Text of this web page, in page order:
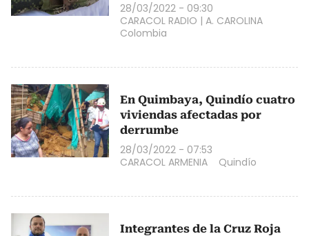
28/03/2022 - 09:30
CARACOL RADIO | A. CAROLINA
Colombia
En Quimbaya, Quindío cuatro
viviendas afectadas por
derrumbe
28/03/2022 - 07:53
CARACOL ARMENIA
Quindío
Integrantes de la Cruz Roja